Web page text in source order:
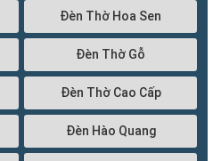
Đèn Thờ Hoa Sen
Đèn Thờ Gỗ
Đèn Thờ Cao Cấp
Đèn Hào Quang